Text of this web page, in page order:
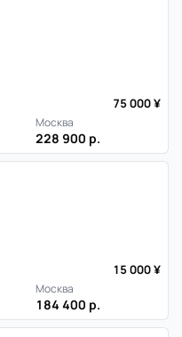
75 000 ¥
Москва
228 900 р.
15 000 ¥
Москва
184 400 р.